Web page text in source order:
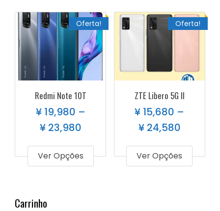
Oferta!
Redmi Note 10T
¥19,980 –
¥23,980
Ver Opções
Oferta!
ZTE Libero 5G II
¥ 15,680 –
¥24,580
Ver Opções
Carrinho